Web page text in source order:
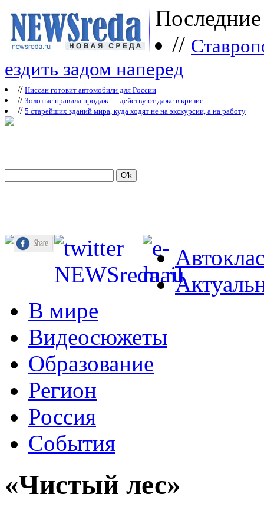
//
ездить задом наперед
// Ниссан готовит автомобили для России
// Зoлoтые прaвилa продаж — действуют даже в кризис
// 5 старейших зданий мира, куда ходят не на экскурсии, а на работу
В мире
Видеосюжеты
Образование
Регион
Россия
События
«Чистый лес»